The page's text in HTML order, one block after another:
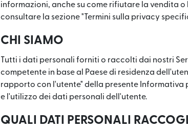
informazioni, anche su come rifiutare la vendita
consultare la sezione "Termini sulla privacy
CHI SIAMO
Tutti i dati personali forniti o raccolti dai nostri
competente in base al Paese di residenza
rapporto con l'utente" della presente
e l'utilizzo dei dati personali dell'utente.
QUALI DATI PERSONALI